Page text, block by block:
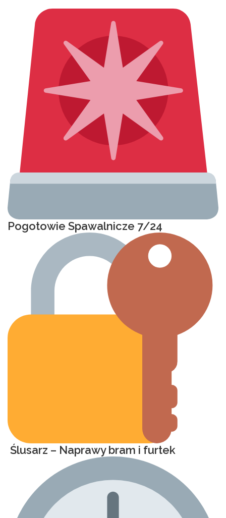
Pogotowie Spawalnicze 7/24
Ślusarz – Naprawy bram i furtek